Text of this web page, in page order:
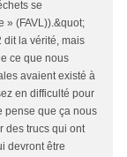
se
» (FAVL)).&quot;
dit la vérité, mais
ce que nous
avaient existé à
en difficulté pour
pense que ça nous
des trucs qui ont
devront être